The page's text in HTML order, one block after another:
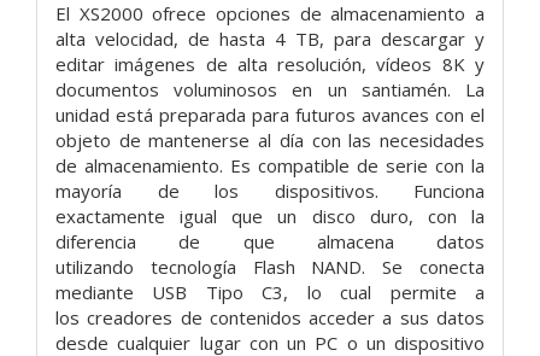
El XS2000 ofrece opciones de almacenamiento a
alta velocidad, de hasta 4 TB, para descargar y
editar imágenes de alta resolución, vídeos 8K y
documentos voluminosos en un santiamén. La
unidad está preparada para futuros avances con el
objeto de mantenerse al día con las necesidades
de almacenamiento. Es compatible de serie con la
mayoría de los dispositivos. Funciona
exactamente igual que un disco duro, con la
diferencia de que almacena datos
utilizando tecnología Flash NAND. Se conecta
mediante USB Tipo C3, lo cual permite a
los creadores de contenidos acceder a sus datos
desde cualquier lugar con un PC o un dispositivo